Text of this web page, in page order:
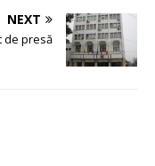
NEXT
de presă